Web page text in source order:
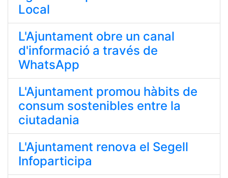
Local
L'Ajuntament obre un canal
d'informació a través de
WhatsApp
L'Ajuntament promou hàbits de
consum sostenibles entre la
ciutadania
L'Ajuntament renova el Segell
Infoparticipa